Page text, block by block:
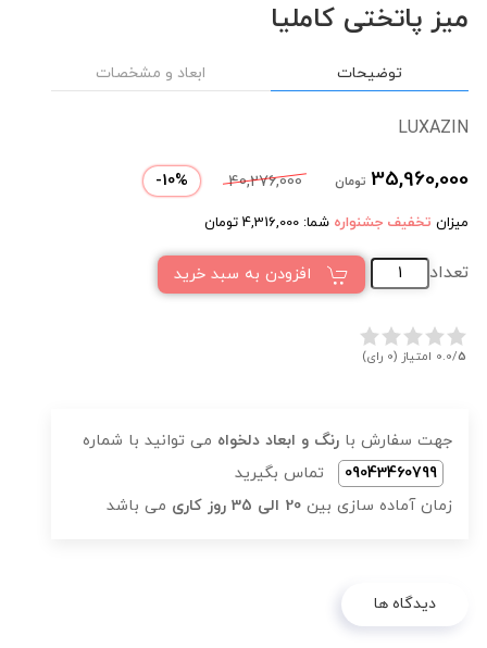
میز پاتختی کاملیا
توضیحات ابعاد و مشخصات
LUXAZIN
35,960,000 تومان 40,276,000
10%
-
میزان تخفیف جشنواره شما: 4,316,000 تومان
تعداد افزودن به سبد خرید
0.0/5 امتیاز (0 رای)
جهت سفارش با رنگ و ابعاد دلخواه می توانید با شماره
09043460799
تماس بگیرید
زمان آماده سازی بین 20 الی 35 روز کاری می باشد
دیدگاه ها